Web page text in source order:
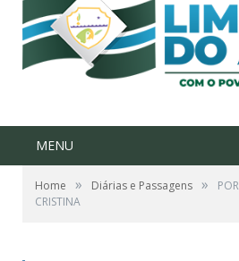
MENU
Home » Diárias e Passagens »
CRISTINA